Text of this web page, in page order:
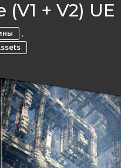
(V1 + V2) UE
,